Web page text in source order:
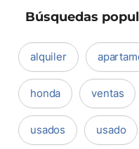
Búsquedas
alquiler
honda ventas
usados usado